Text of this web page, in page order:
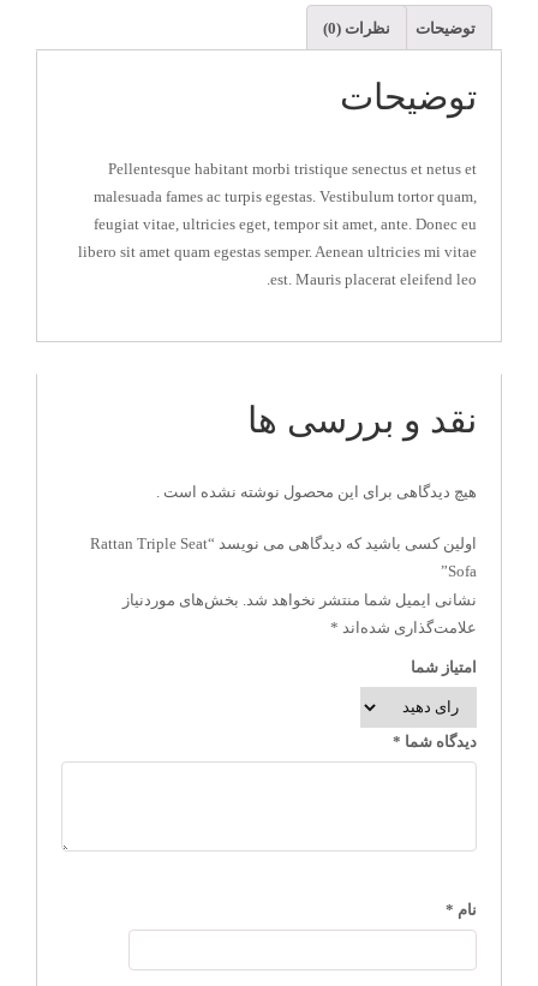
توضیحات نظرات (0)
توضیحات
Pellentesque habitant morbi tristique senectus et netus et
malesuada fames ac turpis egestas. Vestibulum tortor quam,
feugiat vitae, ultricies eget, tempor sit amet, ante. Donec eu
libero sit amet quam egestas semper. Aenean ultricies mi vitae
est. Mauris placerat eleifend leo.
نقد و بررسی ها
هیچ دیدگاهی برای این محصول نوشته نشده است .
اولین کسی باشید که دیدگاهی می نویسد “Rattan Triple Seat
Sofa”
نشانی ایمیل شما منتشر نخواهد شد. بخش‌های موردنیاز
علامت‌گذاری شده‌اند *
امتیاز شما
دیدگاه شما *
نام *